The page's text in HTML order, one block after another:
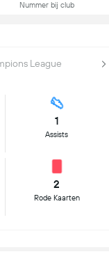
Nummer bij club
League
1
Assists
2
Rode Kaarten